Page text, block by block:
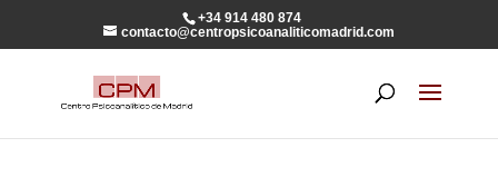
+34 914 480 874
contacto@centropsicoanaliticomadrid.com